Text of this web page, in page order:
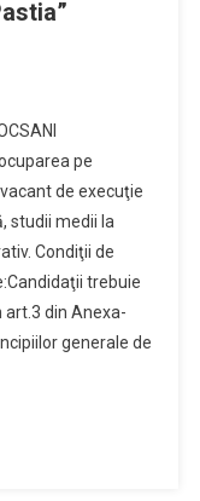
pe
de execuţie
studii medii la
Condiţii de
trebuie
din Anexa-
generale de